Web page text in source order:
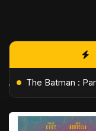
L'Âge de Glace : Le Réveil du Volcan – Manny, Sid et Diego de retour pour une aventure explosive